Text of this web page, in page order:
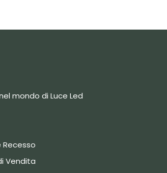
mondo di Luce Led
Recesso
Vendita